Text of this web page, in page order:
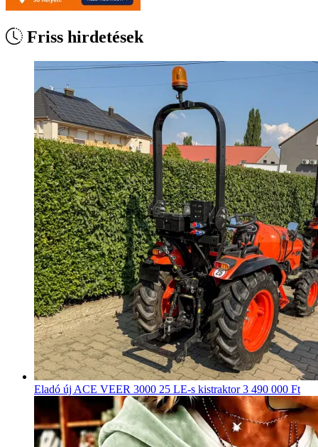
Friss hirdetések
Eladó új ACE VEER 3000 25 LE-s kistraktor 3 490 000 Ft